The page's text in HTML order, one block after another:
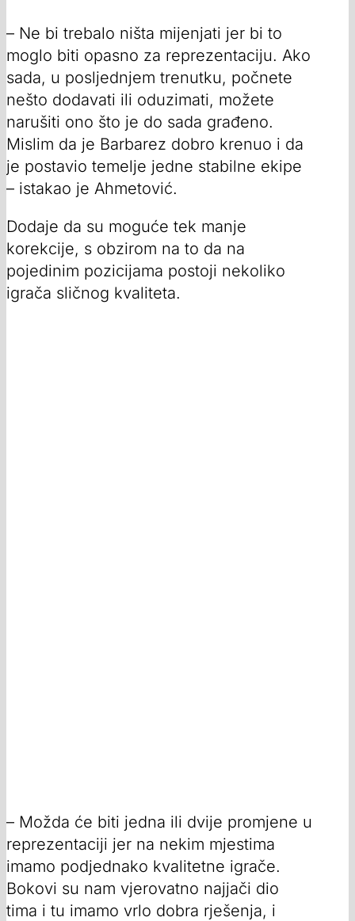
– Ne bi trebalo ništa mijenjati jer bi to
moglo biti opasno za reprezentaciju. Ako
sada, u posljednjem trenutku, počnete
nešto dodavati ili oduzimati, možete
narušiti ono što je do sada građeno.
Mislim da je Barbarez dobro krenuo i da
je postavio temelje jedne stabilne ekipe
– istakao je Ahmetović.
Dodaje da su moguće tek manje
korekcije, s obzirom na to da na
pojedinim pozicijama postoji nekoliko
igrača sličnog kvaliteta.
– Možda će biti jedna ili dvije promjene u
reprezentaciji jer na nekim mjestima
imamo podjednako kvalitetne igrače.
Bokovi su nam vjerovatno najjači dio
tima i tu imamo vrlo dobra rješenja, i